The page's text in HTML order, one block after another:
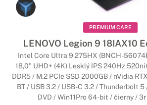
titulov. Popritom zvládnete študovať,
stremovať. Je na vás ako svoje zariadenie
Notebooky Lenovo s
Začína nová éra umelej
Najrýchlejšie a najinteligentnejšie
Windows v histórii. Notebooky Copilot+
najnovšími nástrojmi umelej inteligencie,
PREMIUM CARE
LENOVO Legion 9 18IAX10
Intel Core Ultra 9 275HX (BNCH-
18,0" UHD+ (4K) Lesklý IPS 240Hz
DDR5 / M.2 PCIe SSD 2000GB / nVidia
BT / USB 3.2 / USB-C 3.2 / Thunderbolt
DVD / Win11Pro 64-bit / čierny /